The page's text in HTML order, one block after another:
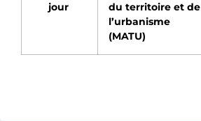
jour
du territoire et de
l’urbanisme
(MATU)